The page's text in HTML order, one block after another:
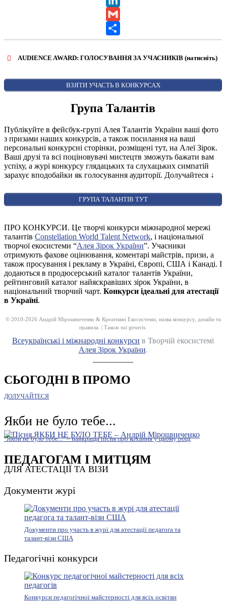
LinkedIn
Gmail
Share
AUDIENCE AWARD: ГОЛОСУВАННЯ ЗА УЧАСНИКІВ (натисніть)
AUDIENCE AWARD
ВЗЯТИ УЧАСТЬ В КОНКУРСАХ
Група Талантів
Публікуйте в фейсбук-групі Алея Талантів України ваші фото
з призами наших конкурсів, а також посилання на ваші
персональні конкурсні сторінки, розміщені тут, на Алеї Зірок.
Ваші друзі та всі поціновувачі мистецтв зможуть бажати вам
успіху, а журі конкурсу глядацьких та слухацьких симпатій
зарахує вподобайки як голосування аудиторії. Долучайтеся ↓
ГРУПА ТАЛАНТІВ ТУТ
ПРО КОНКУРСИ. Це творчі конкурси міжнародної мережі
талантів Constellation World Talent Network, і національної
творчої екосистеми “Алея Зірок України”. Учасники
отримують фахове оцінювання, коментарі майстрів, призи, а
також просування і рекламу в Україні, Європі, США і Канаді. І
додаються в продюсерський каталог талантів України,
рейтинговий каталог найяскравіших зірок України, в
національний творчий чарт. Конкурси ідеальні для атестації
в Україні.
© 2010-2026 Андрій Мірошниченко & Креативні Екосистеми, назва конкурсу, дизайн та
правила. | Також sui generis.
Всеукраїнські і міжнародні конкурси в Творчій екосистемі
Алея Зірок України.
СЬОГОДНІ В ПРОМО
ДОЛУЧАЙТЕСЯ
Якби не було тебе...
"Якби не було тебе..." – найкраща пісня про кохання у цьому році
ПЕДАГОГАМ І МИТЦЯМ
ДЛЯ АТЕСТАЦІЇ ТА ВІЗИ
Документи журі
Документи про участь в журі для атестації педагога та
талант-візи США
Педагогічні конкурси
Конкурси педагогічної майстерності для всіх освітян